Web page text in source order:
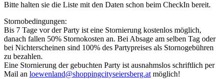
Bitte halten sie die Liste mit den Daten schon beim CheckIn bereit.
Stornobedingungen:
Bis 7 Tage vor der Party ist eine Stornierung kostenlos möglich,
danach fallen 50% Stornokosten an. Bei Absage am selben Tag oder
bei Nichterscheinen sind 100% des Partypreises als Stornogebühren
zu bezahlen.
Eine Stornierung der gebuchten Party ist ausnahmslos schriftlich per
Mail an loewenland@shoppingcityseiersberg.at möglich!